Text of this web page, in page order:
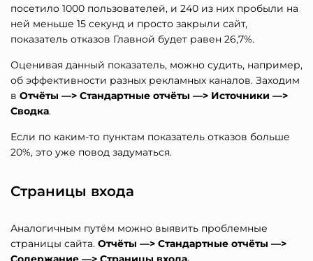
посетило 1000 пользователей, и 240 из них пробыли на
ней меньше 15 секунд и просто закрыли сайт,
показатель отказов Главной будет равен 26,7%.
Оценивая данный показатель, можно судить, например,
об эффективности разных рекламных каналов. Заходим
в Отчёты —> Стандартные отчёты —> Источники —>
Сводка.
Если по каким-то пунктам показатель отказов больше
20%, это уже повод задуматься.
Страницы входа
Аналогичным путём можно выявить проблемные
страницы сайта. Отчёты —> Стандартные отчёты —>